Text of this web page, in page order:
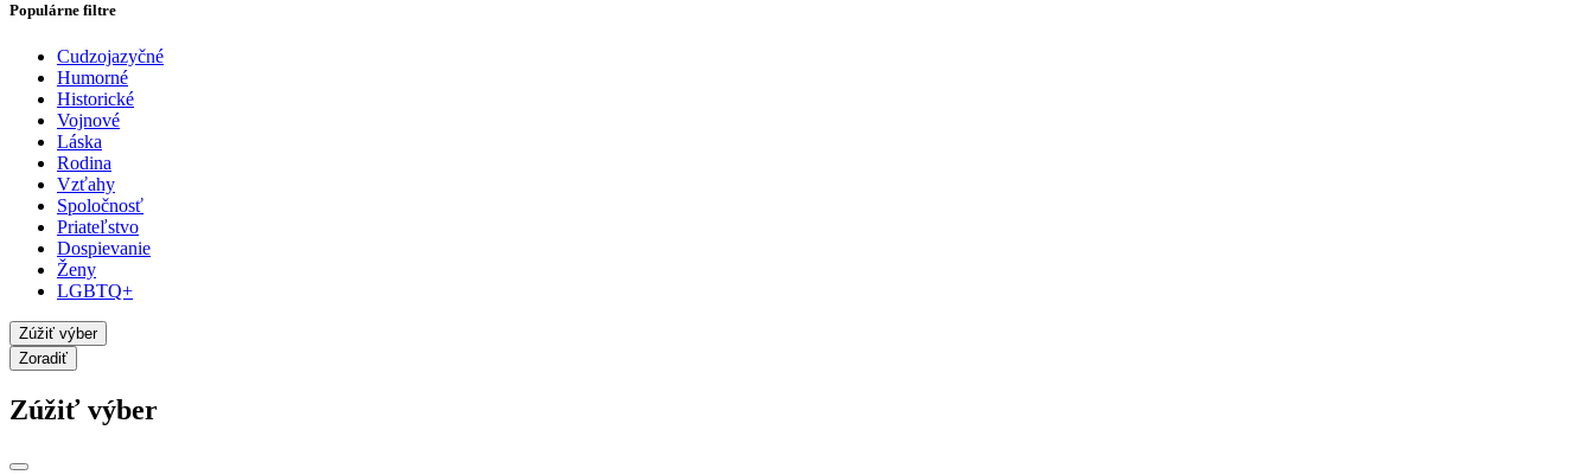
Populárne filtre
Cudzojazyčné
Humorné
Historické
Vojnové
Láska
Rodina
Vzťahy
Spoločnosť
Priateľstvo
Dospievanie
Ženy
LGBTQ+
Zúžiť výber
Zoradiť
Zúžiť výber